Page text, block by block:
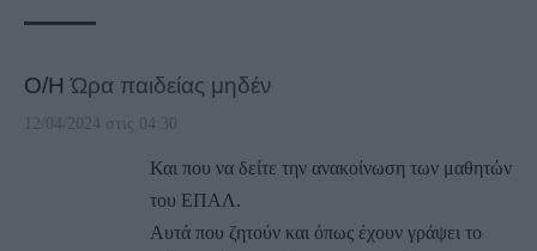
Ο/ΗΏρα παιδείας μηδέν
12/04/2024 στις 04:30
Και που να δείτε την ανακοίνωση των μαθητών
του ΕΠΑΛ.
Αυτά που ζητούν και όπως έχουν γράψει το